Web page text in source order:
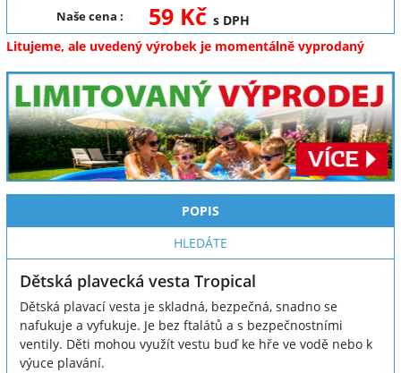
Naše cena : 59 Kč s DPH
Litujeme, ale uvedený výrobek je momentálně vyprodaný
POPIS
HLEDÁTE
Dětská plavecká vesta Tropical
Dětská plavací vesta je skladná, bezpečná, snadno se
nafukuje a vyfukuje. Je bez ftalátů a s bezpečnostními
ventily. Děti mohou využít vestu buď ke hře ve vodě nebo k
výuce plavání.